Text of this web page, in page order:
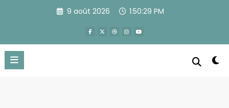
9 août 2026 1:50:30 PM